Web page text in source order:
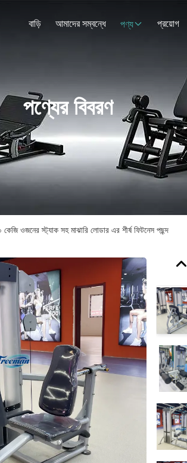
বাড়ি আমাদের সম্বন্ধে পণ্য প্রয়োগ
পণ্যের বিবরণ
ওজনের স্ট্যাক সহ মাঝারি লোডার এর শীর্ষ ফিটনেস পছন্দ